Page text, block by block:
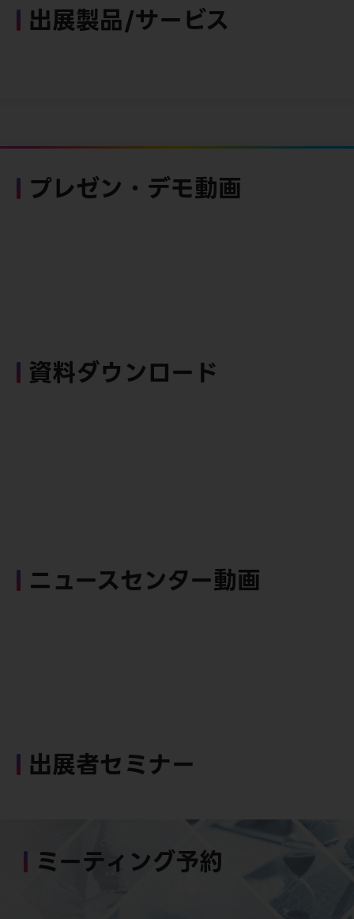
出展製品/サービス
プレゼン・デモ動画
資料ダウンロード
ニュースセンター動画
出展者セミナー
ミーティング予約